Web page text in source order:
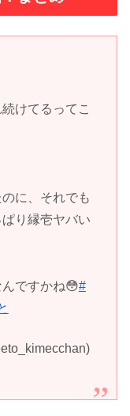
けてるってこ
に、それでも
り縁壱ヤバい
ですかね😳#